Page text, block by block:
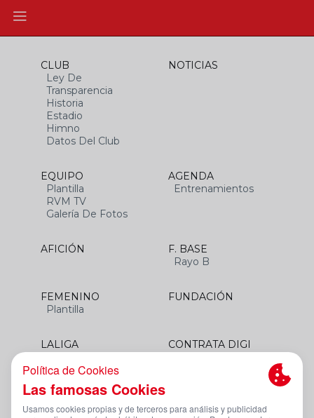
CLUB
Ley De
Transparencia
Historia
Estadio
Himno
Datos Del Club
NOTICIAS
EQUIPO
Plantilla
RVM TV
Galería De Fotos
AGENDA
Entrenamientos
AFICIÓN
F. BASE
Rayo B
FEMENINO
Plantilla
FUNDACIÓN
LALIGA
CONTRATA DIGI